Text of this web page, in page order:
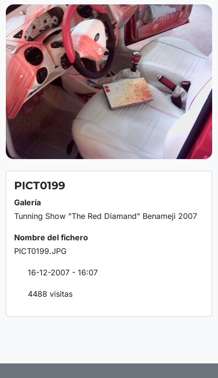
PICT0199
Galería
Tunning Show "The Red Diamand" Benameji 2007
Nombre del fichero
PICT0199.JPG
16-12-2007 - 16:07
4488 visitas